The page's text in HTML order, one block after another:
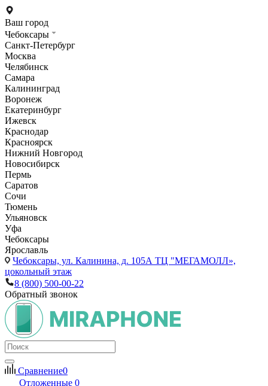
Ваш город
Чебоксары
Санкт-Петербург
Москва
Челябинск
Самара
Калининград
Воронеж
Екатеринбург
Ижевск
Краснодар
Красноярск
Нижний Новгород
Новосибирск
Пермь
Саратов
Сочи
Тюмень
Ульяновск
Уфа
Чебоксары
Ярославль
Чебоксары, ул. Калинина, д. 105А ТЦ "МЕГАМОЛЛ»,
цокольный этаж
8 (800) 500-00-22
Обратный звонок
Сравнение0
Отложенные 0